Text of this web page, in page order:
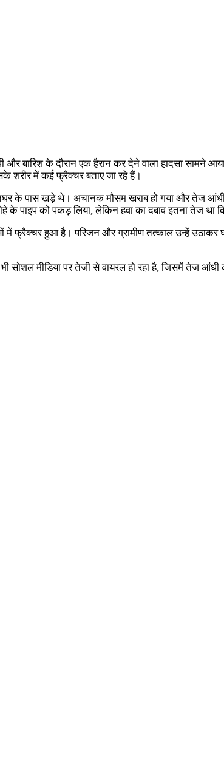
बारिश के दौरान एक हैरान कर देने वाला हादसा सामने
शरीर में कई फ्रैक्चर बताए जा रहे हैं।
के पास खड़े थे। अचानक मौसम खराब हो गया और तेज
के पाइप को पकड़ लिया, लेकिन हवा का दबाव इतना तेज
फ्रैक्चर हुआ है। परिजन और ग्रामीण तत्काल उन्हें उठाकर
सोशल मीडिया पर तेजी से वायरल हो रहा है, जिसमें तेज